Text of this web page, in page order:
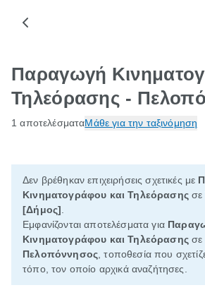
Παραγωγή
Τηλεόρασης -
1 αποτελέσματαΜάθε για την ταξινόμηση
Δεν βρέθηκαν επιχειρήσεις σχετικές με
Κινηματογράφου και Τηλεόρασηςσε
[Δήμος]
Εμφανίζονται αποτελέσματα για
Κινηματογράφου και Τηλεόρασηςσε
Πελοπόννησος , τοποθεσία που
τόπο, τον οποίο αρχικά αναζήτησες.